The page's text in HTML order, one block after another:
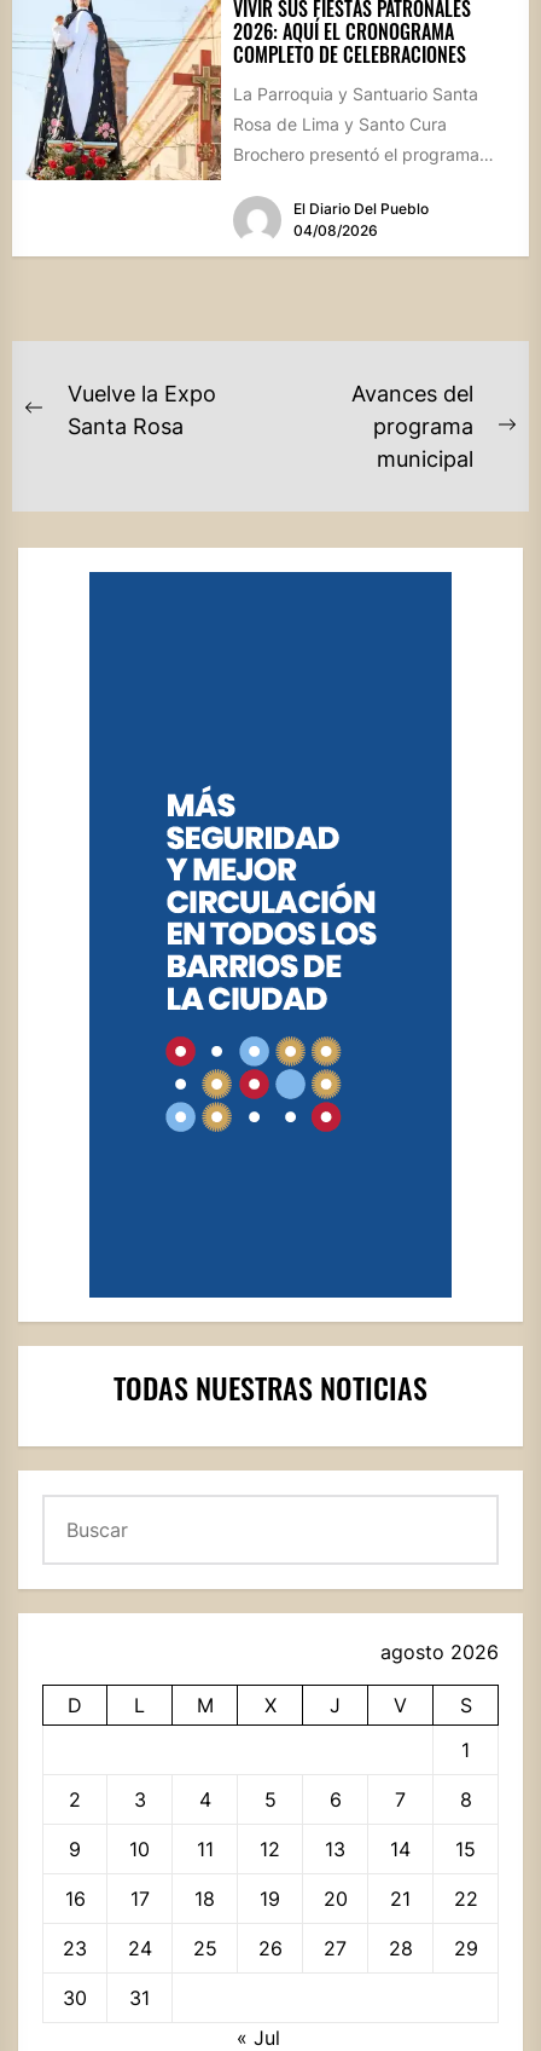
VIVIR SUS FIESTAS PATRONALES
2026: AQUÍ EL CRONOGRAMA
COMPLETO DE CELEBRACIONES
La Parroquia y Santuario Santa
Rosa de Lima y Santo Cura
Brochero presentó el programa
El Diario Del Pueblo
04/08/2026
NAVEGACIÓN
Previous
Vuelve la Expo
Santa Rosa
Avances del
programa
municipal
TODAS NUESTRAS NOTICIAS
agosto 2026
D L M X J V
S
1
2 3 4 5 6 7 8
9 10 11 12 13 14 15
16 17 18 19 20 21 22
23 24 25 26 27 28 29
30
31
« Jul